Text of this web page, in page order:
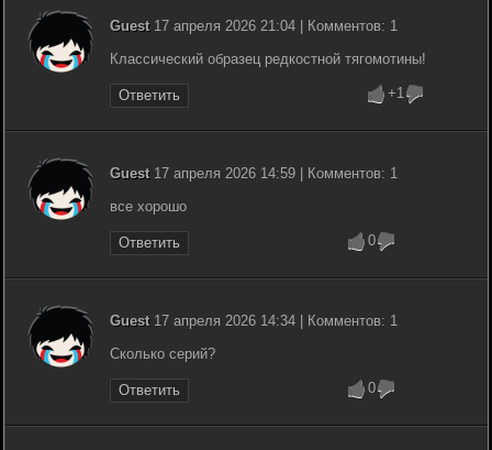
Guest17 апреля 2026 21:04 | Комментов: 1
Классический образец редкостной тягомотины!
Ответить +1
Guest17 апреля 2026 14:59 | Комментов: 1
все хорошо
Ответить 0
Guest17 апреля 2026 14:34 | Комментов: 1
Сколько серий?
Ответить 0